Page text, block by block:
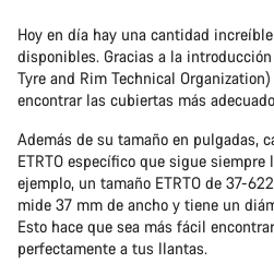
Hoy en día hay una cantidad
disponibles. Gracias a la
Tyre and Rim Technical
encontrar las cubiertas más
Además de su tamaño en pulgadas,
ETRTO específico que sigue
ejemplo, un tamaño ETRTO de 37-
mide 37 mm de ancho y tiene un
Esto hace que sea más fácil
perfectamente a tus llantas.